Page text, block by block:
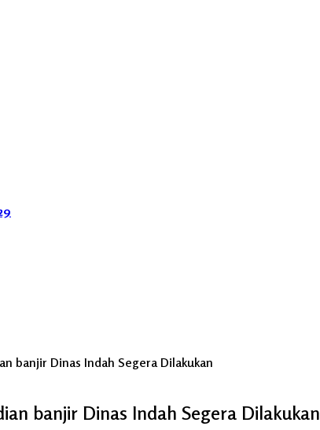
banjir Dinas Indah Segera Dilakukan
banjir Dinas Indah Segera Dilakukan